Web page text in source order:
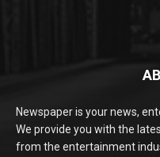
Newspaper is your news,
We provide you with the
from the entertainment